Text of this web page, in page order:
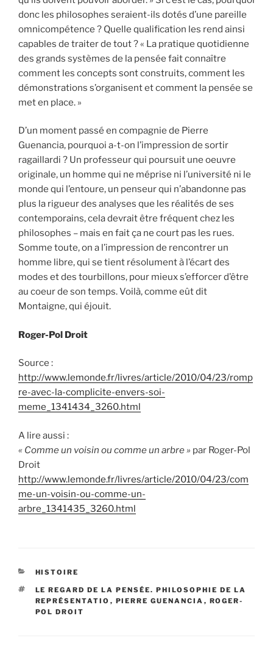
donc les philosophes seraient-ils dotés d’une pareille
omnicompétence ? Quelle qualification les rend ainsi
capables de traiter de tout ? « La pratique quotidienne
des grands systèmes de la pensée fait connaître
comment les concepts sont construits, comment les
démonstrations s’organisent et comment la pensée se
met en place. »
D’un moment passé en compagnie de Pierre
Guenancia, pourquoi a-t-on l’impression de sortir
ragaillardi ? Un professeur qui poursuit une oeuvre
originale, un homme qui ne méprise ni l’université ni le
monde qui l’entoure, un penseur qui n’abandonne pas
plus la rigueur des analyses que les réalités de ses
contemporains, cela devrait être fréquent chez les
philosophes – mais en fait ça ne court pas les rues.
Somme toute, on a l’impression de rencontrer un
homme libre, qui se tient résolument à l’écart des
modes et des tourbillons, pour mieux s’efforcer d’être
au coeur de son temps. Voilà, comme eût dit
Montaigne, qui éjouit.
Roger-Pol Droit
Source :
http://www.lemonde.fr/livres/article/2010/04/23/romp
re-avec-la-complicite-envers-soi-
meme_1341434_3260.html
A lire aussi :
« Comme un voisin ou comme un arbre » par Roger-Pol
Droit
http://www.lemonde.fr/livres/article/2010/04/23/com
me-un-voisin-ou-comme-un-
arbre_1341435_3260.html
CATÉGORIES
HISTOIRE
ÉTIQUETTES
LE REGARD DE LA PENSÉE. PHILOSOPHIE DE LA
REPRÉSENTATIO , PIERRE GUENANCIA , ROGER-
POL DROIT